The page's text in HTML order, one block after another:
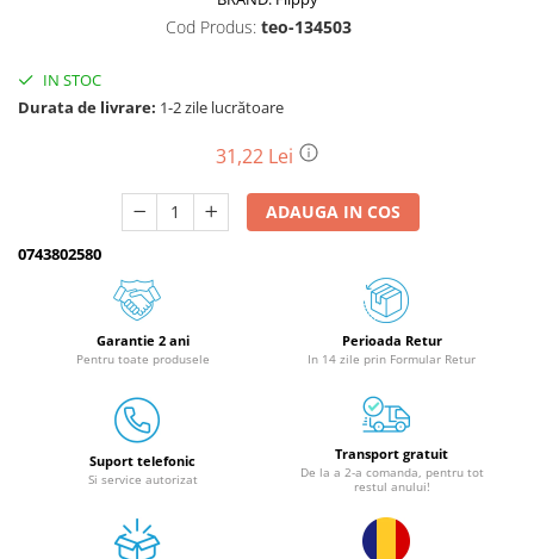
Drujbe pe benzina
Drujbe cu acumulator
Consumabile drujbe, fierastraie
Drujbe electrice
Unelte electrice busteni
Batoze - mori desfacat porumb
Granulatoare
Mori pentru cereale
Mori pentru fructe si legume
Mori pentru furaje
Mori pentru furaje si resturi
Motoare granulatoare
Piese si accesorii mori
Cod Produs: teo-134503
IN STOC
Durata de livrare: 1-2 zile lucrătoare
31,22 Lei
ADAUGA IN COS
0743802580
Garantie 2 ani
Pentru toate produsele
Perioada Retur
In 14 zile prin Formular Retur
Suport telefonic
Si service autorizat
Transport gratuit
De la a 2-a comanda, pentru tot
restul anului!